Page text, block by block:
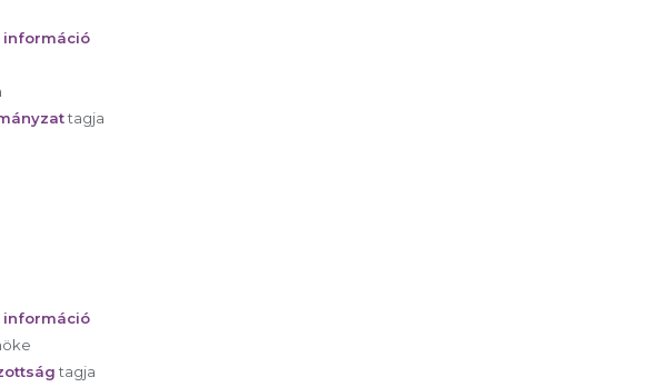
információ
tagja
információ
tagja